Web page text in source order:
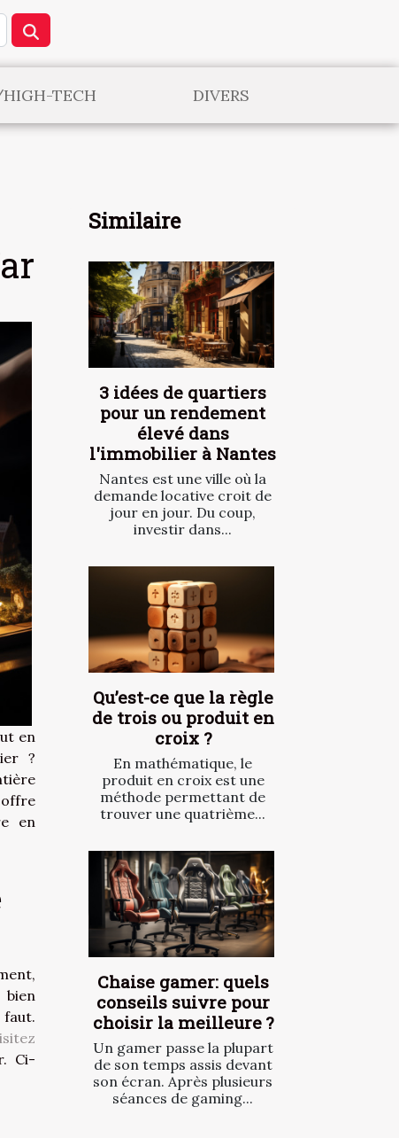
TECH DIVERS
en
?
en
faut.
Ci-
Similaire
3 idées de quartiers
pour un rendement
élevé dans
l'immobilier à Nantes
Nantes est une ville où la
demande locative croit de
jour en jour. Du coup,
investir dans...
Qu’est-ce que la règle
de trois ou produit en
croix ?
En mathématique, le
produit en croix est une
méthode permettant de
trouver une quatrième...
Chaise gamer: quels
conseils suivre pour
choisir la meilleure ?
Un gamer passe la plupart
de son temps assis devant
son écran. Après plusieurs
séances de gaming...